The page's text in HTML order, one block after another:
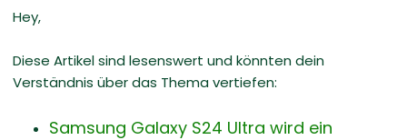
Hey,
Diese Artikel sind lesenswert und könnten dein
Verständnis über das Thema vertiefen:
Samsung Galaxy S24 Ultra wird ein